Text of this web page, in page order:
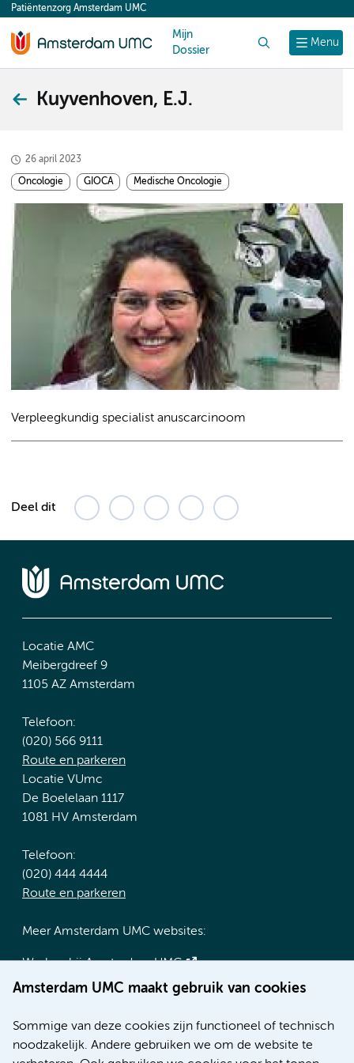
content
Menu
Patiëntenzorg Amsterdam UMC
Mijn
Dossier
Kuyvenhoven, E.J.
26 april 2023
Oncologie GIOCA Medische Oncologie
Verpleegkundig specialist anuscarcinoom
Deel dit
Amsterdam UMC maakt gebruik van cookies
Sommige van deze cookies zijn functioneel of technisch
noodzakelijk. Andere gebruiken we om de website te
Locatie AMC
Meibergdreef 9
1105 AZ Amsterdam
Telefoon:
(020) 566 9111
Route en parkeren
Locatie VUmc
De Boelelaan 1117
1081 HV Amsterdam
Telefoon:
(020) 444 4444
Route en parkeren
Meer Amsterdam UMC websites:
Werken bij Amsterdam UMC
Over Amsterdam UMC
Research
Educatie locatie AMC
Educatie locatie VUmc